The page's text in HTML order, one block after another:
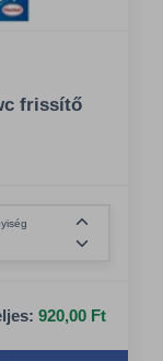
frissítő
Összeg
920,00 Ft